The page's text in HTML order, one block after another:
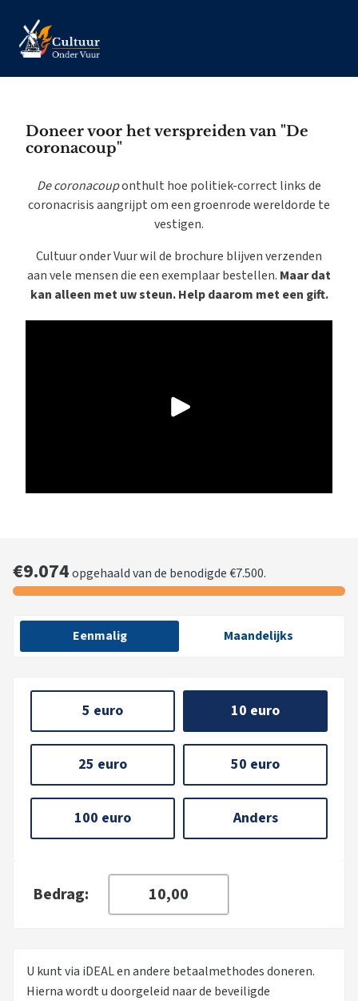
Doneer voor het verspreiden van "De
coronacoup"
De coronacouponthult hoe politiek-correct links de
coronacrisis aangrijpt om een groenrode wereldorde te
vestigen.
Cultuur onder Vuur wil de brochure blijven verzenden
aan vele mensen die een exemplaar bestellen. Maar dat
kan alleen met uw steun. Help daarom met een gift.
€9.074opgehaald van de benodigde €7.500.
Eenmalig Maandelijks
5 euro 10 euro
25 euro 50 euro
100 euro Anders
Bedrag:
U kunt via iDEAL en andere betaalmethodes doneren.
Hierna wordt u doorgeleid naar de beveiligde